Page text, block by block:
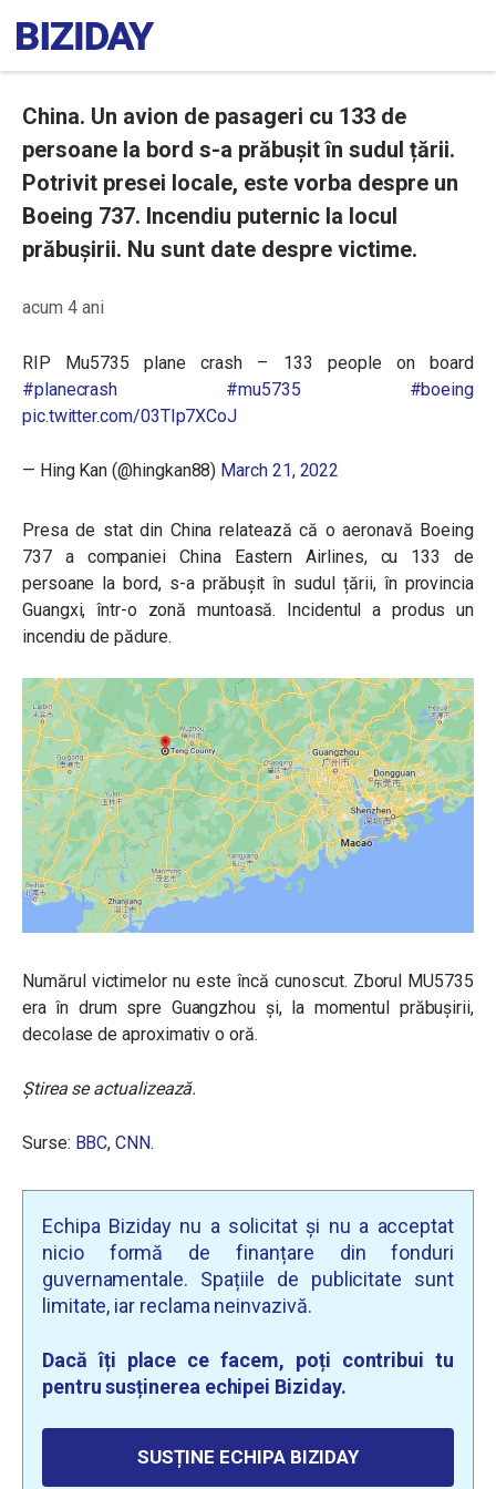
China. Un avion de pasageri cu 133 de
persoane la bord s-a prăbușit în sudul țării.
Potrivit presei locale, este vorba despre un
Boeing 737. Incendiu puternic la locul
prăbușirii. Nu sunt date despre victime.
acum 4 ani
RIP Mu5735 plane crash – 133 people on board
#planecrash
#mu5735
#boeing
pic.twitter.com/03TIp7XCoJ
— Hing Kan (@hingkan88) March 21, 2022
Presa de stat din China relatează că o aeronavă Boeing
737 a companiei China Eastern Airlines, cu 133 de
persoane la bord, s-a prăbușit în sudul țării, în provincia
Guangxi, într-o zonă muntoasă. Incidentul a produs un
incendiu de pădure.
Numărul victimelor nu este încă cunoscut. Zborul MU5735
era în drum spre Guangzhou și, la momentul prăbușirii,
decolase de aproximativ o oră.
Știrea se actualizează.
Surse: BBC,CNN.
Echipa Biziday nu a solicitat și nu a acceptat
nicio formă de finanțare din fonduri
guvernamentale. Spațiile de publicitate sunt
limitate, iar reclama neinvazivă.
Dacă îți place ce facem, poți contribui tu
pentru susținerea echipei Biziday.
SUSȚINE ECHIPA BIZIDAY